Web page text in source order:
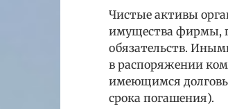
Чистые активы
имущества фирмы,
обязательств.
в распоряжении
имеющимся
срока погашения).